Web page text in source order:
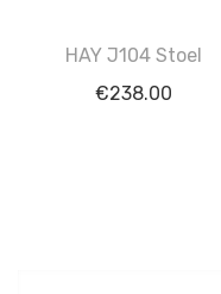
HAY J104 Stoel
€238.00